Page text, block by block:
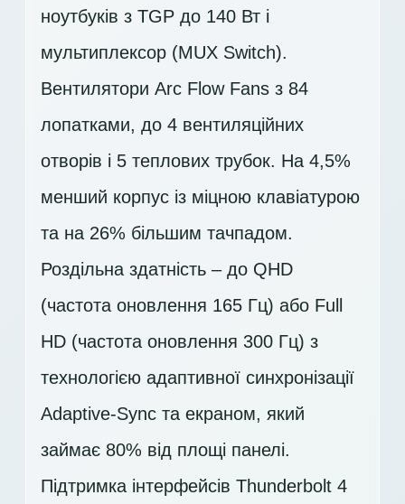
ноутбуків з TGP до 140 Вт і
мультиплексор (MUX Switch).
Вентилятори Arc Flow Fans з 84
лопатками, до 4 вентиляційних
отворів і 5 теплових трубок. На 4,5%
менший корпус із міцною клавіатурою
та на 26% більшим тачпадом.
Роздільна здатність – до QHD
(частота оновлення 165 Гц) або Full
HD (частота оновлення 300 Гц) з
технологією адаптивної синхронізації
Adaptive-Sync та екраном, який
займає 80% від площі панелі.
Підтримка інтерфейсів Thunderbolt 4